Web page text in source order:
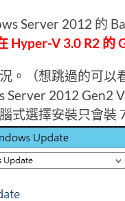
Server 2012 的
Hyper-V 3.0 R2
。（想跳過的可以
Server 2012 Gen2
式選擇安裝只會裝